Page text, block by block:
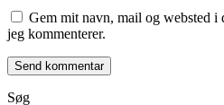
Gem mit navn, mail og websted i
jeg kommenterer.
Søg